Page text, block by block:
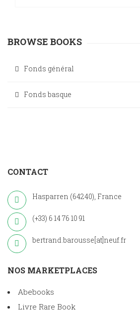
BROWSE BOOKS
Fonds général
Fonds basque
CONTACT
Hasparren (64240), France
(+33) 6 14 76 10 91
bertrand.barousse[at]neuf.fr
NOS MARKETPLACES
Abebooks
Livre Rare Book